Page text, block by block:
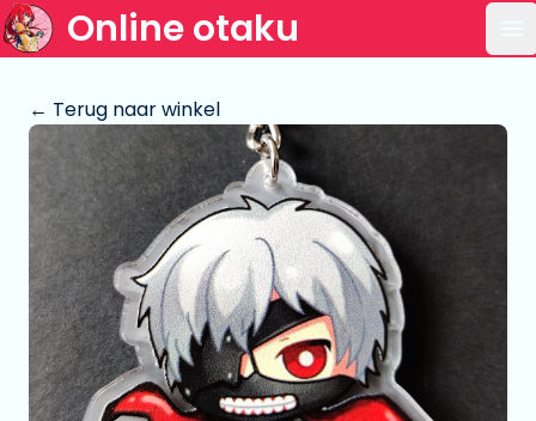
Online otaku
← Terug naar winkel